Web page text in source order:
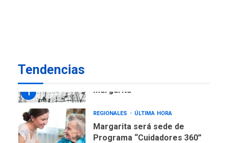
Tendencias
1
Margarita
REGIONALES ÚLTIMA HORA
Margarita será sede de
Programa “Cuidadores 360”